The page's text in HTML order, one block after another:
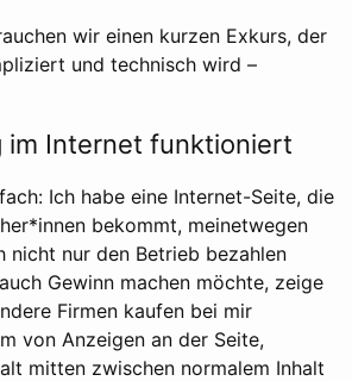
wir einen kurzen Exkurs, der
und technisch wird –
im Internet funktioniert
Ich habe eine Internet-Seite, die
bekommt, meinetwegen
nicht nur den Betrieb bezahlen
Gewinn machen möchte, zeige
Firmen kaufen bei mir
von Anzeigen an der Seite,
mitten zwischen normalem Inhalt